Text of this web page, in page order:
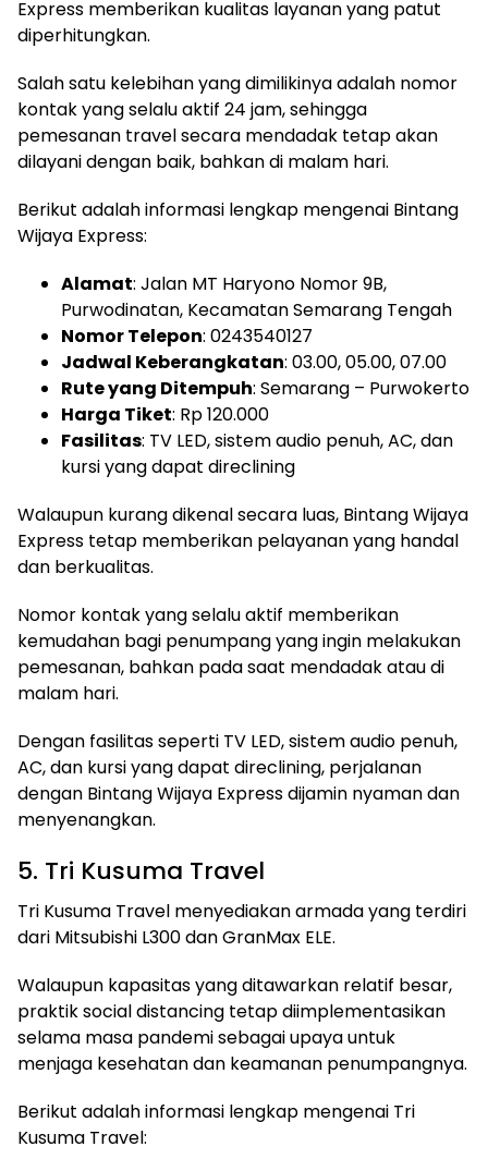
Express memberikan kualitas layanan yang patut
diperhitungkan.
Salah satu kelebihan yang dimilikinya adalah nomor
kontak yang selalu aktif 24 jam, sehingga
pemesanan travel secara mendadak tetap akan
dilayani dengan baik, bahkan di malam hari.
Berikut adalah informasi lengkap mengenai Bintang
Wijaya Express:
Alamat: Jalan MT Haryono Nomor 9B,
Purwodinatan, Kecamatan Semarang Tengah
Nomor Telepon: 0243540127
Jadwal Keberangkatan: 03.00, 05.00, 07.00
Rute yang Ditempuh: Semarang – Purwokerto
Harga Tiket: Rp 120.000
Fasilitas: TV LED, sistem audio penuh, AC, dan
kursi yang dapat direclining
Walaupun kurang dikenal secara luas, Bintang Wijaya
Express tetap memberikan pelayanan yang handal
dan berkualitas.
Nomor kontak yang selalu aktif memberikan
kemudahan bagi penumpang yang ingin melakukan
pemesanan, bahkan pada saat mendadak atau di
malam hari.
Dengan fasilitas seperti TV LED, sistem audio penuh,
AC, dan kursi yang dapat direclining, perjalanan
dengan Bintang Wijaya Express dijamin nyaman dan
menyenangkan.
5. Tri Kusuma Travel
Tri Kusuma Travel menyediakan armada yang terdiri
dari Mitsubishi L300 dan GranMax ELE.
Walaupun kapasitas yang ditawarkan relatif besar,
praktik social distancing tetap diimplementasikan
selama masa pandemi sebagai upaya untuk
menjaga kesehatan dan keamanan penumpangnya.
Berikut adalah informasi lengkap mengenai Tri
Kusuma Travel: